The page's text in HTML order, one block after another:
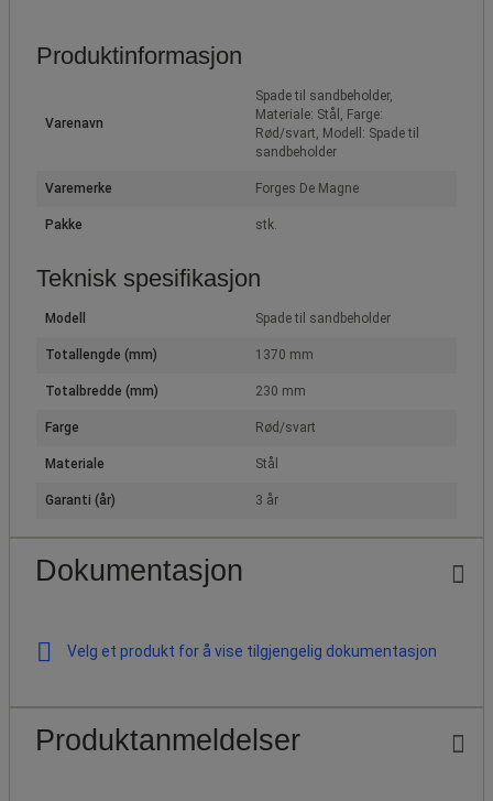
Produktinformasjon
Varenavn
Spade til sandbeholder,
Materiale: Stål, Farge:
Rød/svart, Modell: Spade til
sandbeholder
Varemerke Forges De Magne
Pakke stk.
Teknisk spesifikasjon
Modell Spade til sandbeholder
Totallengde (mm) 1370 mm
Totalbredde (mm) 230 mm
Farge Rød/svart
Materiale Stål
Garanti (år) 3 år
Dokumentasjon
Velg et produkt for å vise tilgjengelig dokumentasjon
Produktanmeldelser